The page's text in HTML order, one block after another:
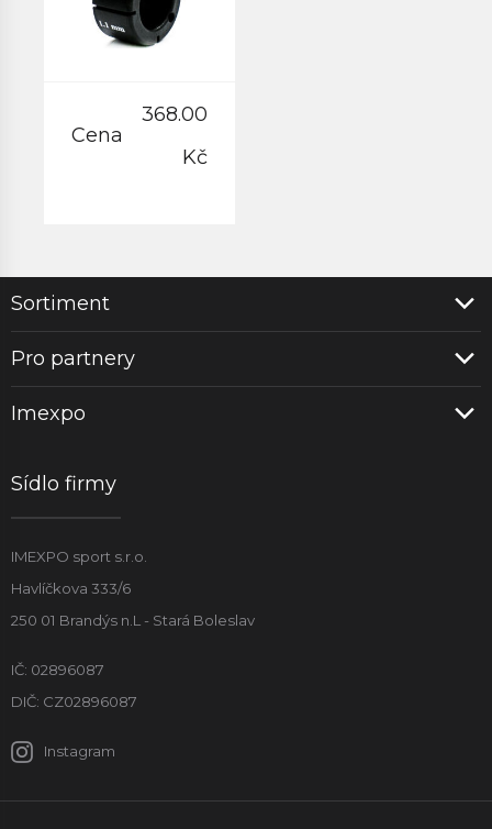
Cena
368.00
Kč
Sortiment
Pro partnery
Imexpo
Sídlo firmy
IMEXPO sport s.r.o.
Havlíčkova 333/6
250 01 Brandýs n.L - Stará Boleslav
IČ: 02896087
DIČ: CZ02896087
Instagram